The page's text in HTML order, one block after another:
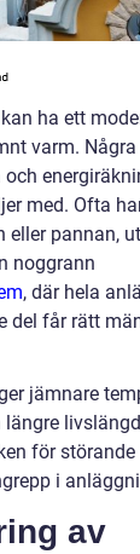
ha ett
varm.
med. Ofta
eller pannan,
noggrann
, där hela
del får rätt
jämnare
för
i
av